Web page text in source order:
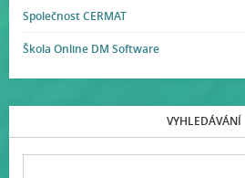
Společnost CERMAT
Škola Online DM Software
VYHLEDÁVÁNÍ